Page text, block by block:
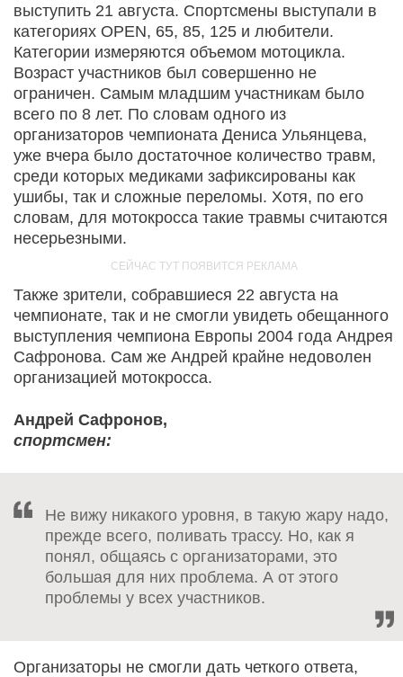
выступить 21 августа. Спортсмены выступали в
категориях OPEN, 65, 85, 125 и любители.
Категории измеряются объемом мотоцикла.
Возраст участников был совершенно не
ограничен. Самым младшим участникам было
всего по 8 лет. По словам одного из
организаторов чемпионата Дениса Ульянцева,
уже вчера было достаточное количество травм,
среди которых медиками зафиксированы как
ушибы, так и сложные переломы. Хотя, по его
словам, для мотокросса такие травмы считаются
несерьезными.
Также зрители, собравшиеся 22 августа на
чемпионате, так и не смогли увидеть обещанного
выступления чемпиона Европы 2004 года Андрея
Сафронова. Сам же Андрей крайне недоволен
организацией мотокросса.
Андрей Сафронов,
спортсмен:
Не вижу никакого уровня, в такую жару надо,
прежде всего, поливать трассу. Но, как я
понял, общаясь с организаторами, это
большая для них проблема. А от этого
проблемы у всех участников.
Организаторы не смогли дать четкого ответа,